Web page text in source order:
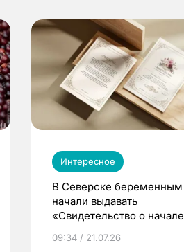
Интересное
В Северске беременным
начали выдавать
«Свидетельство о начале
09:34 / 21.07.26